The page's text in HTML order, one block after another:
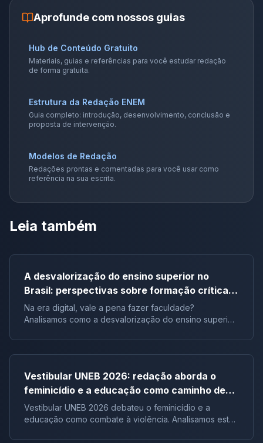
Aprofunde com nossos guias
Hub de Conteúdo Gratuito
Materiais, guias e referências para você estudar redação
de forma gratuita.
Estrutura da Redação ENEM
Guia completo: introdução, desenvolvimento, conclusão e
proposta de intervenção.
Modelos de Redação
Redações prontas e comentadas para você usar como
referência na sua escrita.
Leia também
A desvalorização do ensino superior no
Brasil: perspectivas sobre formação crítica e
influência digital |Tema de redação
Na era digital, vale a pena fazer faculdade?
Analisamos como a desvalorização do ensino superior
Brasil.
Vestibular UNEB 2026: redação aborda o
feminicídio e a educação como caminho de
combate à violência
Vestibular UNEB 2026 debateu o feminicídio e a
educação como combate à violência. Analisamos este